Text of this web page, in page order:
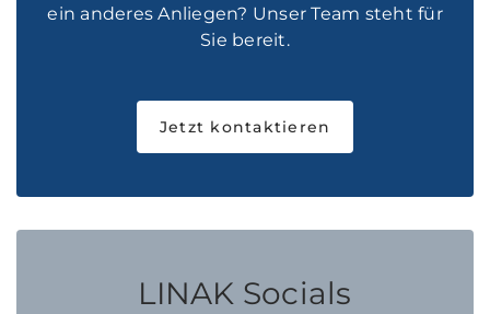
ein anderes Anliegen? Unser Team steht für
Sie bereit.
Jetzt kontaktieren
LINAK Socials